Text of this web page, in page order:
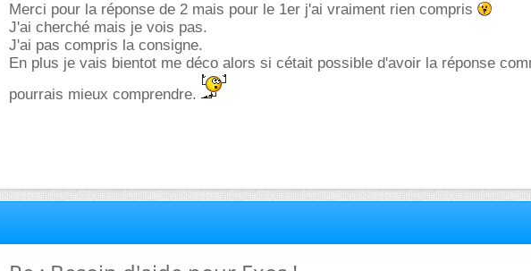
Merci pour la réponse de 2 mais pour le 1er j'ai vraiment rien compris
J'ai cherché mais je vois pas.
J'ai pas compris la consigne.
En plus je vais bientot me déco alors si cétait possible d'avoir la réponse
pourrais mieux comprendre.